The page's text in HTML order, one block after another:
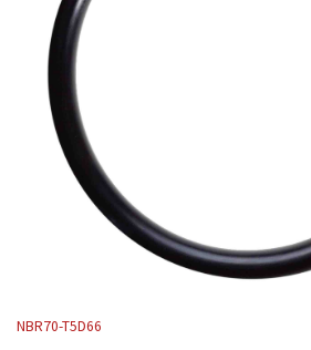
NBR70-T5D66